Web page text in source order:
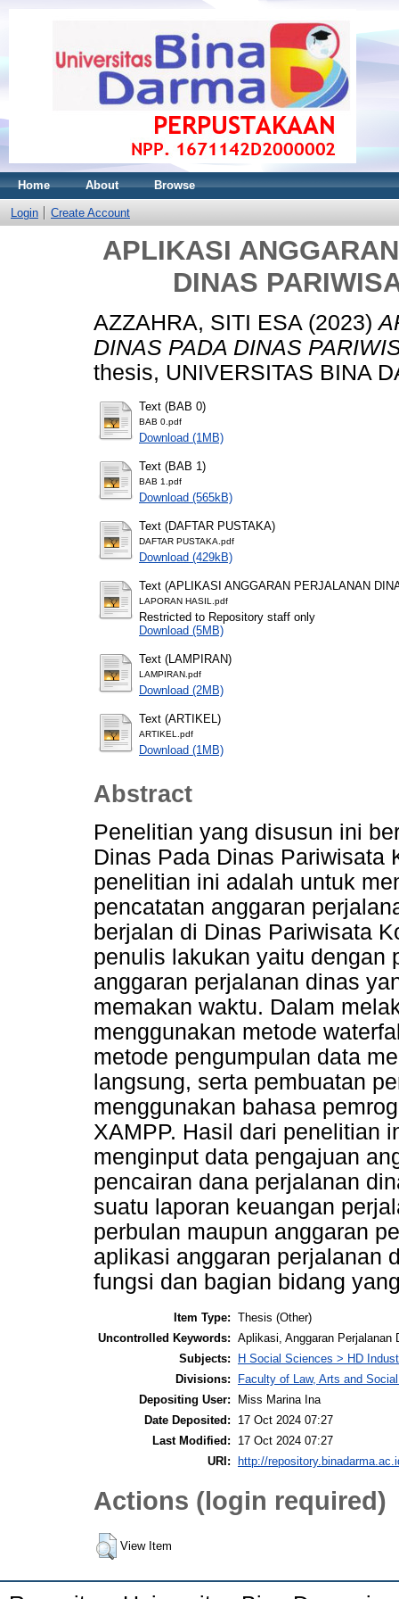
Home About Browse
Login Create Account
APLIKASI
DINAS
AZZAHRA, SITI ESA (2023)
DINAS PADA DINAS
thesis, UNIVERSITAS BINA
Text (BAB 0)
BAB 0.pdf
Download (1MB)
Text (BAB 1)
BAB 1.pdf
Download (565kB)
Text (DAFTAR PUSTAKA)
DAFTAR PUSTAKA.pdf
Download (429kB)
Text (APLIKASI ANGGARAN PERJALANAN
LAPORAN HASIL.pdf
Restricted to Repository staff only
Download (5MB)
Text (LAMPIRAN)
LAMPIRAN.pdf
Download (2MB)
Text (ARTIKEL)
ARTIKEL.pdf
Download (1MB)
Abstract
Penelitian yang disusun ini
Dinas Pada Dinas Pariwisata
penelitian ini adalah untuk
pencatatan anggaran
berjalan di Dinas Pariwisata
penulis lakukan yaitu dengan
anggaran perjalanan dinas
memakan waktu. Dalam
menggunakan metode
metode pengumpulan data
langsung, serta pembuatan
menggunakan bahasa
XAMPP. Hasil dari penelitian
menginput data pengajuan
pencairan dana perjalanan
suatu laporan keuangan
perbulan maupun anggaran
aplikasi anggaran perjalanan
fungsi dan bagian bidang
Item Type: Thesis (Other)
Uncontrolled Keywords: Aplikasi, Anggaran Perjalanan
Subjects:
H Social Sciences > HD
Divisions:
Faculty of Law, Arts and
Depositing User:
Miss Marina Ina
Date Deposited:
17 Oct 2024 07:27
Last Modified:
17 Oct 2024 07:27
URI:
http://
Actions (login required)
View Item